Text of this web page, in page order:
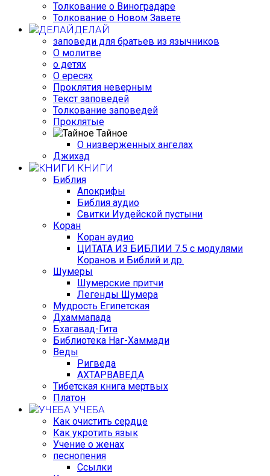
Толкование о Виноградаре
Толкование о Новом Завете
ДЕЛАЙ
заповеди для братьев из язычников
О молитве
о детях
О ересях
Проклятия неверным
Текст заповедей
Толкование заповедей
Проклятые
Тайное
О низверженных ангелах
Джихад
КНИГИ
Библия
Апокрифы
Библия аудио
Свитки Иудейской пустыни
Коран
Коран аудио
ЦИТАТА ИЗ БИБЛИИ 7.5 с модулями
Коранов и Библий и др.
Шумеры
Шумерские притчи
Легенды Шумера
Мудрость Египетская
Дхаммапада
Бхагавад-Гита
Библиотека Наг-Хаммади
Веды
Ригведа
АХТАРВАВЕДА
Тибетская книга мертвых
Платон
УЧЕБА
Как очистить сердце
Как укротить язык
Учение о женах
песнопения
Ссылки